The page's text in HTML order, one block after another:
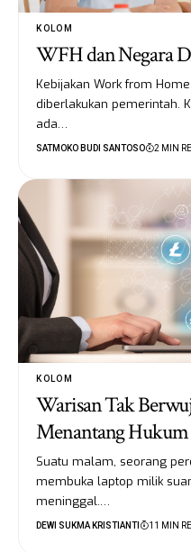
KOLOM
WFH dan Negara
Kebijakan Work from
diberlakukan pemerintah.
ada…
SATMOKO BUDI SANTOSO 2 MIN
KOLOM
Warisan Tak
Menantang
Suatu malam, seorang
membuka laptop milik
meninggal.…
DEWI SUKMA KRISTIANTI 11 MIN